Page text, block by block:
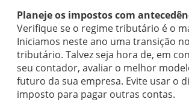
Planeje os impostos com
Verifique se o regime tributário é o
Iniciamos neste ano uma transição
tributário. Talvez seja hora de, em
seu contador, avaliar o melhor
futuro da sua empresa. Evite usar o
imposto para pagar outras contas.